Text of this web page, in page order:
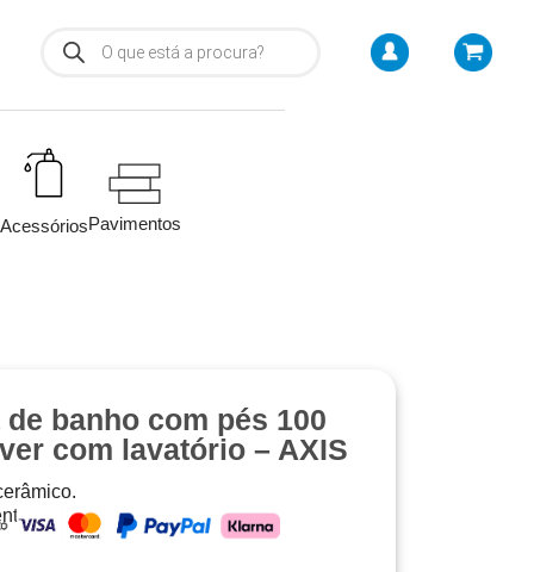
AcessóriosPavimentos
banho com pés 100
com lavatório – AXIS